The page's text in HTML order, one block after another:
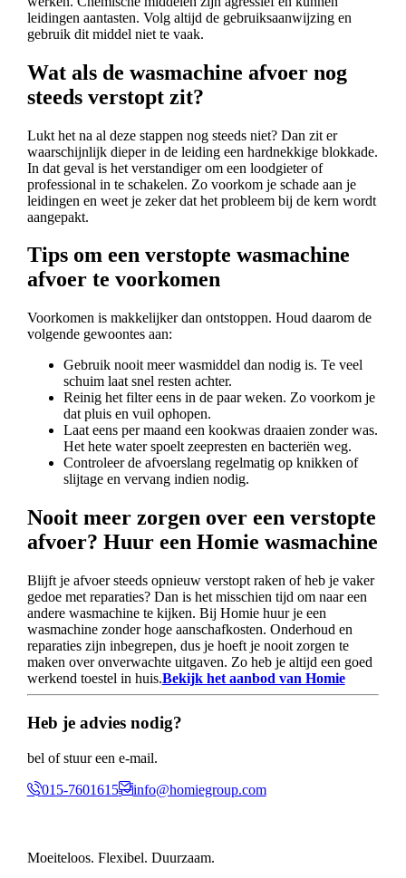
leidingen aantasten. Volg altijd de gebruiksaanwijzing en
gebruik dit middel niet te vaak.
Wat als de wasmachine afvoer nog
steeds verstopt zit?
Lukt het na al deze stappen nog steeds niet? Dan zit er
waarschijnlijk dieper in de leiding een hardnekkige blokkade.
In dat geval is het verstandiger om een loodgieter of
professional in te schakelen. Zo voorkom je schade aan je
leidingen en weet je zeker dat het probleem bij de kern wordt
aangepakt.
Tips om een verstopte wasmachine
afvoer te voorkomen
Voorkomen is makkelijker dan ontstoppen. Houd daarom de
volgende gewoontes aan:
Gebruik nooit meer wasmiddel dan nodig is. Te veel
schuim laat snel resten achter.
Reinig het filter eens in de paar weken. Zo voorkom je
dat pluis en vuil ophopen.
Laat eens per maand een kookwas draaien zonder was.
Het hete water spoelt zeepresten en bacteriën weg.
Controleer de afvoerslang regelmatig op knikken of
slijtage en vervang indien nodig.
Nooit meer zorgen over een verstopte
afvoer? Huur een Homie wasmachine
Blijft je afvoer steeds opnieuw verstopt raken of heb je vaker
gedoe met reparaties? Dan is het misschien tijd om naar een
andere wasmachine te kijken. Bij Homie huur je een
wasmachine zonder hoge aanschafkosten. Onderhoud en
reparaties zijn inbegrepen, dus je hoeft je nooit zorgen te
maken over onverwachte uitgaven. Zo heb je altijd een goed
werkend toestel in huis.Bekijk het aanbod van Homie
Heb je advies nodig?
bel of stuur een e-mail.
015-7601615 info@homiegroup.com
Moeiteloos. Flexibel. Duurzaam.